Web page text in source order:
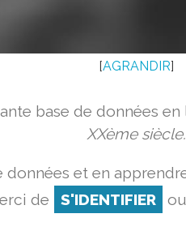
[AGRANDIR]
base de données en
XXème siècle.
données et en
de
S'IDENTIFIER ou